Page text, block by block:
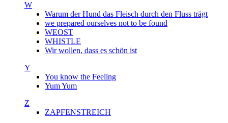
W
Warum der Hund das Fleisch durch den Fluss trägt
we prepared ourselves not to be found
WEOST
WHISTLE
Wir wollen, dass es schön ist
Y
You know the Feeling
Yum Yum
Z
ZAPFENSTREICH